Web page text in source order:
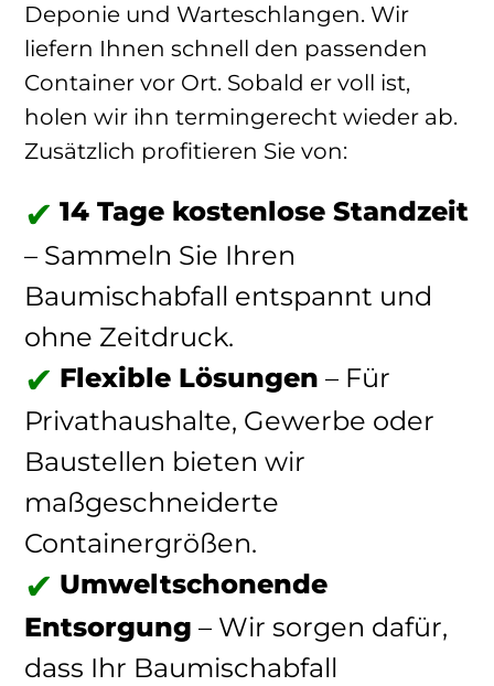
Deponie und Warteschlangen. Wir
liefern Ihnen schnell den passenden
Container vor Ort. Sobald er voll ist,
holen wir ihn termingerecht wieder ab.
Zusätzlich profitieren Sie von:
14 Tage kostenlose Standzeit
– Sammeln Sie Ihren
Baumischabfall entspannt und
ohne Zeitdruck.
Flexible Lösungen – Für
Privathaushalte, Gewerbe oder
Baustellen bieten wir
maßgeschneiderte
Containergrößen.
Umweltschonende
Entsorgung – Wir sorgen dafür,
dass Ihr Baumischabfall